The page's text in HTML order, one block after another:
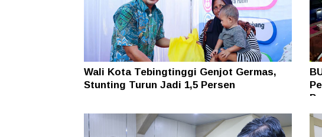
Wali Kota Tebingtinggi Genjot Germas,
Stunting Turun Jadi 1,5 Persen